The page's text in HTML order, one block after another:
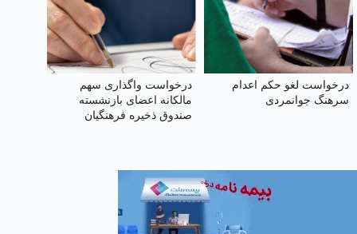
درخواست لغو حکم اعدام
سرهنگ جوانمردی
درخواست واگذاری سهم
مالکانه اعضای بازنشسته
صندوق ذخیره فرهنگیان